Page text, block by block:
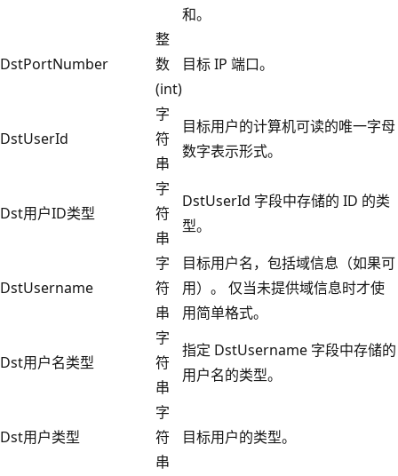
和。
DstPortNumber
整
数
(int)
目标 IP 端口。
DstUserId
字
符
串
目标用户的计算机可读的唯一字母
数字表示形式。
Dst用户ID类型
字
符
串
DstUserId 字段中存储的 ID 的类
型。
DstUsername
字
符
串
目标用户名，包括域信息（如果可
用）。 仅当未提供域信息时才使
用简单格式。
Dst用户名类型
字
符
串
指定 DstUsername 字段中存储的
用户名的类型。
Dst用户类型
字
符
串
目标用户的类型。